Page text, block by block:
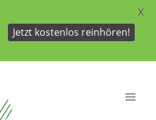
Jetzt kostenlos reinhören!
X